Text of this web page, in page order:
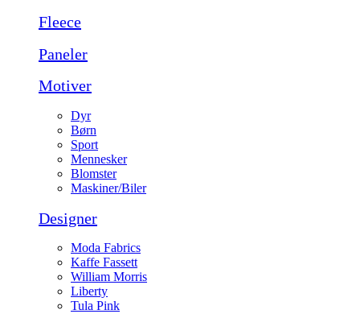
Fleece
Paneler
Motiver
Dyr
Børn
Sport
Mennesker
Blomster
Maskiner/Biler
Designer
Moda Fabrics
Kaffe Fassett
William Morris
Liberty
Tula Pink